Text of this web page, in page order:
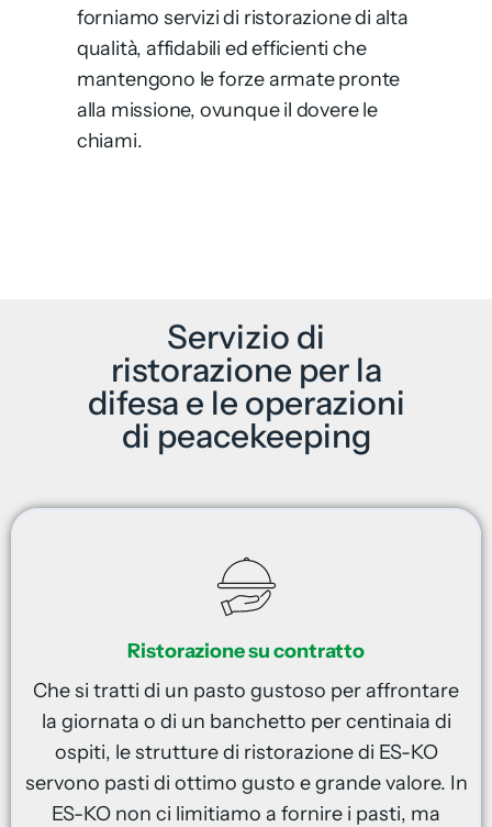
forniamo servizi di ristorazione di alta
qualità, affidabili ed efficienti che
mantengono le forze armate pronte
alla missione, ovunque il dovere le
chiami.
Servizio di
ristorazione per la
difesa e le operazioni
di peacekeeping
Ristorazione su contratto
Che si tratti di un pasto gustoso per affrontare
la giornata o di un banchetto per centinaia di
ospiti, le strutture di ristorazione di ES-KO
servono pasti di ottimo gusto e grande valore. In
ES-KO non ci limitiamo a fornire i pasti, ma